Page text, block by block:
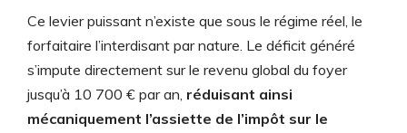
Ce levier puissant n’existe que sous le régime réel, le
forfaitaire l’interdisant par nature. Le déficit généré
s’impute directement sur le revenu global du foyer
jusqu’à 10 700 € par an, réduisant ainsi
mécaniquement l’assiette de l’impôt sur le